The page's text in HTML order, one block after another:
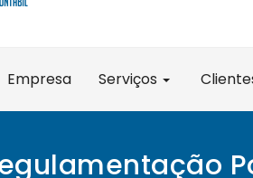
Empresa Serviços